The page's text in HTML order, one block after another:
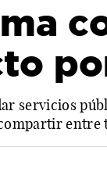
servicios
entre